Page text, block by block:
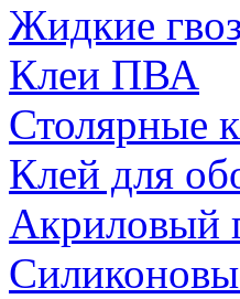
Жидкие
Клеи ПВА
Столярные
Клей для
Акриловый